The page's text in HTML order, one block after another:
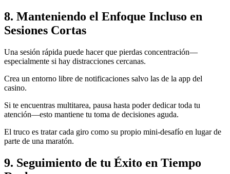
8. Manteniendo el Enfoque Incluso en
Sesiones Cortas
Una sesión rápida puede hacer que pierdas concentración—
especialmente si hay distracciones cercanas.
Crea un entorno libre de notificaciones salvo las de la app del
casino.
Si te encuentras multitarea, pausa hasta poder dedicar toda tu
atención—esto mantiene tu toma de decisiones aguda.
El truco es tratar cada giro como su propio mini‑desafío en lugar de
parte de una maratón.
9. Seguimiento de tu Éxito en Tiempo